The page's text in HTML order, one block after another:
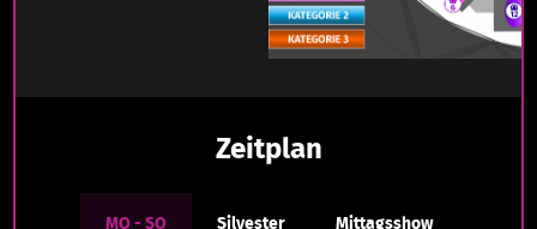
Zeitplan
MO - SO Silvester Mittagsshow